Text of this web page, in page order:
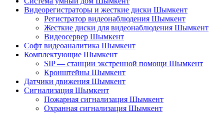
Видеорегистраторы и жесткие диски Шымкент
Регистратор видеонаблюдения Шымкент
Жесткие диски для видеонаблюдения Шымкент
Видеосервер Шымкент
Софт видеоаналитика Шымкент
Комплектующие Шымкент
SIP — станции экстренной помощи Шымкент
Кронштейны Шымкент
Датчики движения Шымкент
Сигнализация Шымкент
Пожарная сигнализация Шымкент
Охранная сигнализация Шымкент